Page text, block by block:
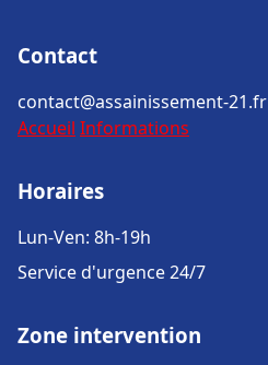
Contact
contact@assainissement-21.fr
Accueil Informations
Horaires
Lun-Ven: 8h-19h
Service d'urgence 24/7
Zone intervention